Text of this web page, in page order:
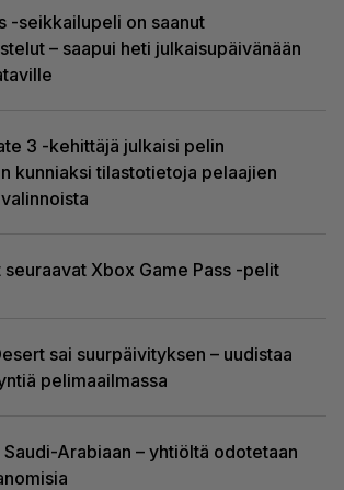
-seikkailupeli on saanut
– saapui heti julkaisupäivänään
3 -kehittäjä julkaisi pelin
kunniaksi tilastotietoja pelaajien
seuraavat Xbox Game Pass -pelit
sai suurpäivityksen – uudistaa
pelimaailmassa
Arabiaan – yhtiöltä odotetaan